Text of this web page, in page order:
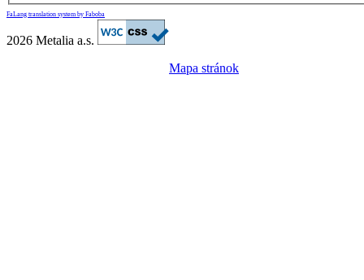
FaLang translation system by Faboba
2026 Metalia a.s.
Mapa stránok